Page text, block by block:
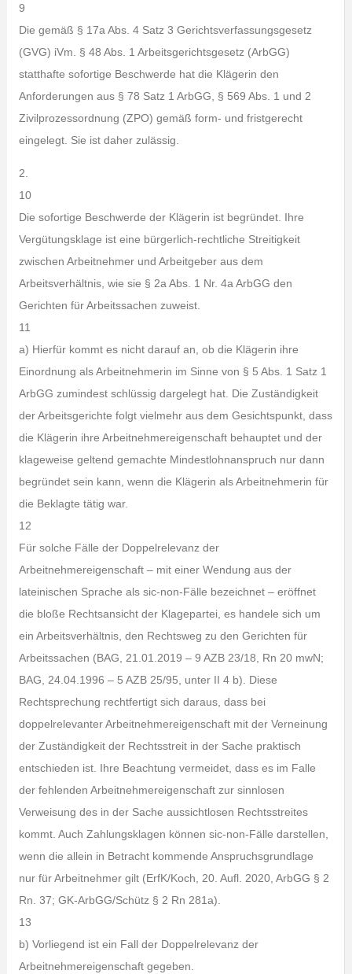
9
Die gemäß § 17a Abs. 4 Satz 3 Gerichtsverfassungsgesetz
(GVG) iVm. § 48 Abs. 1 Arbeitsgerichtsgesetz (ArbGG)
statthafte sofortige Beschwerde hat die Klägerin den
Anforderungen aus § 78 Satz 1 ArbGG, § 569 Abs. 1 und 2
Zivilprozessordnung (ZPO) gemäß form- und fristgerecht
eingelegt. Sie ist daher zulässig.
2.
10
Die sofortige Beschwerde der Klägerin ist begründet. Ihre
Vergütungsklage ist eine bürgerlich-rechtliche Streitigkeit
zwischen Arbeitnehmer und Arbeitgeber aus dem
Arbeitsverhältnis, wie sie § 2a Abs. 1 Nr. 4a ArbGG den
Gerichten für Arbeitssachen zuweist.
11
a) Hierfür kommt es nicht darauf an, ob die Klägerin ihre
Einordnung als Arbeitnehmerin im Sinne von § 5 Abs. 1 Satz 1
ArbGG zumindest schlüssig dargelegt hat. Die Zuständigkeit
der Arbeitsgerichte folgt vielmehr aus dem Gesichtspunkt, dass
die Klägerin ihre Arbeitnehmereigenschaft behauptet und der
klageweise geltend gemachte Mindestlohnanspruch nur dann
begründet sein kann, wenn die Klägerin als Arbeitnehmerin für
die Beklagte tätig war.
12
Für solche Fälle der Doppelrelevanz der
Arbeitnehmereigenschaft – mit einer Wendung aus der
lateinischen Sprache als sic-non-Fälle bezeichnet – eröffnet
die bloße Rechtsansicht der Klagepartei, es handele sich um
ein Arbeitsverhältnis, den Rechtsweg zu den Gerichten für
Arbeitssachen (BAG, 21.01.2019 – 9 AZB 23/18, Rn 20 mwN;
BAG, 24.04.1996 – 5 AZB 25/95, unter II 4 b). Diese
Rechtsprechung rechtfertigt sich daraus, dass bei
doppelrelevanter Arbeitnehmereigenschaft mit der Verneinung
der Zuständigkeit der Rechtsstreit in der Sache praktisch
entschieden ist. Ihre Beachtung vermeidet, dass es im Falle
der fehlenden Arbeitnehmereigenschaft zur sinnlosen
Verweisung des in der Sache aussichtlosen Rechtsstreites
kommt. Auch Zahlungsklagen können sic-non-Fälle darstellen,
wenn die allein in Betracht kommende Anspruchsgrundlage
nur für Arbeitnehmer gilt (ErfK/Koch, 20. Aufl. 2020, ArbGG § 2
Rn. 37; GK-ArbGG/Schütz § 2 Rn 281a).
13
b) Vorliegend ist ein Fall der Doppelrelevanz der
Arbeitnehmereigenschaft gegeben.